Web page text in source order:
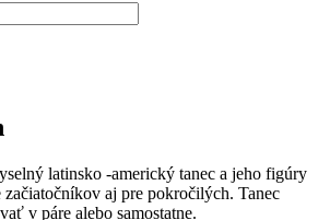
latinsko -americký tanec a jeho figúry
začiatočníkov aj pre pokročilých. Tanec
v páre alebo samostatne.